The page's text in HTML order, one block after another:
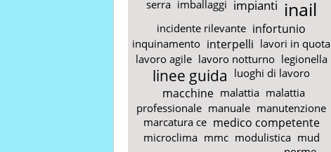
serra imballaggi impianti inail
incidente rilevante infortunio
inquinamento interpelli lavori in quota
lavoro agile lavoro notturno legionella
linee guida luoghi di lavoro
macchine malattia malattia
professionale manuale manutenzione
marcatura ce medico competente
microclima mmc modulistica mud